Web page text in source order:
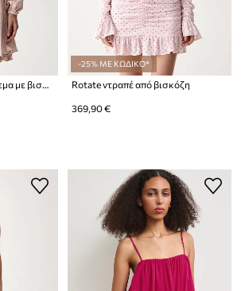
Marciano by Guess φόρεμα με βισκόζη HADIL
-25% ΜΕ ΚΩΔΙΚΟ*
Rotate ντραπέ από βισκόζη
369,90 €